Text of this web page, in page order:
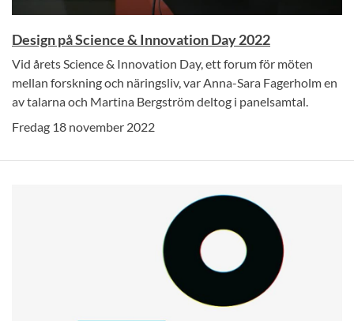
Design på Science & Innovation Day 2022
Vid årets Science & Innovation Day, ett forum för möten
mellan forskning och näringsliv, var Anna-Sara Fagerholm en
av talarna och Martina Bergström deltog i panelsamtal.
Fredag 18 november 2022